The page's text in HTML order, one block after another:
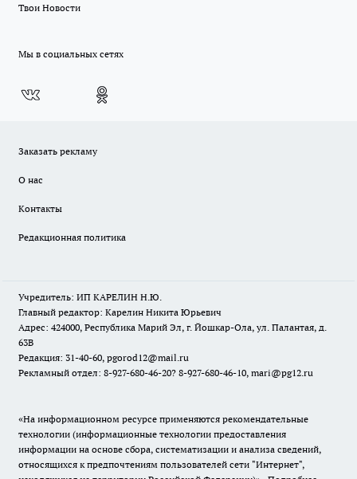
Твои Новости
Мы в социальных сетях
Заказать рекламу
О нас
Контакты
Редакционная политика
Учредитель: ИП КАРЕЛИН Н.Ю.
Главный редактор: Карелин Никита Юрьевич
Адрес: 424000, Республика Марий Эл, г. Йошкар-Ола, ул. Палантая, д.
63В
Редакция: 31-40-60, pgorod12@mail.ru
Рекламный отдел: 8-927-680-46-20? 8-927-680-46-10, mari@pg12.ru
«На информационном ресурсе применяются рекомендательные
технологии (информационные технологии предоставления
информации на основе сбора, систематизации и анализа сведений,
относящихся к предпочтениям пользователей сети "Интернет",